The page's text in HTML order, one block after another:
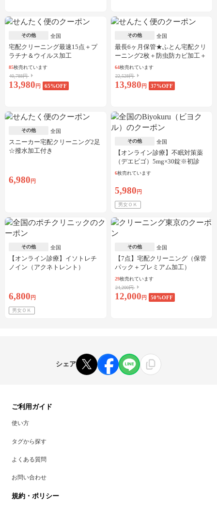
その他 全国
宅配クリーニング最速15点＋プ
ラチナ＆ウイルス加工
85枚売れています
40,788円
13,980 円 65%OFF
その他 全国
最長6ヶ月保管★ふとん宅配クリ
ーニング2枚＋防虫防カビ加工＋
しみ抜き
64枚売れています
22,528円
13,980 円 37%OFF
その他 全国
スニーカー宅配クリーニング2足
☆撥水加工付き
6,980 円
その他 全国
【オンライン診療】不眠対策薬
（デエビゴ）5mg×30錠※初診
料・送料込
6枚売れています
5,980 円
男女ＯＫ
その他 全国
【オンライン診療】イソトレチ
ノイン（アクネトレント）
6,800 円
男女ＯＫ
その他 全国
【7点】宅配クリーニング（保管
パック＋プレミアム加工）
29枚売れています
24,200円
12,000 円 50%OFF
シェア
ご利用ガイド
使い方
タグから探す
よくある質問
お問い合わせ
規約・ポリシー